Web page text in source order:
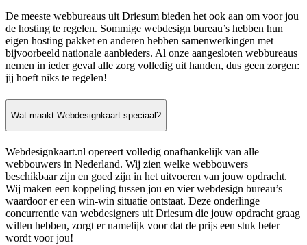
De meeste webbureaus uit Driesum bieden het ook aan om voor jou
de hosting te regelen. Sommige webdesign bureau’s hebben hun
eigen hosting pakket en anderen hebben samenwerkingen met
bijvoorbeeld nationale aanbieders. Al onze aangesloten webbureaus
nemen in ieder geval alle zorg volledig uit handen, dus geen zorgen:
jij hoeft niks te regelen!
Wat maakt Webdesignkaart speciaal?
Webdesignkaart.nl opereert volledig onafhankelijk van alle
webbouwers in Nederland. Wij zien welke webbouwers
beschikbaar zijn en goed zijn in het uitvoeren van jouw opdracht.
Wij maken een koppeling tussen jou en vier webdesign bureau’s
waardoor er een win-win situatie ontstaat. Deze onderlinge
concurrentie van webdesigners uit Driesum die jouw opdracht graag
willen hebben, zorgt er namelijk voor dat de prijs een stuk beter
wordt voor jou!